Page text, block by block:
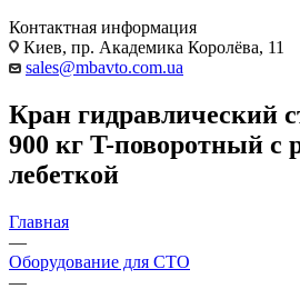
Контактная информация
Киев, пр. Академика Королёва, 11
sales@mbavto.com.ua
Кран гидравлический
900 кг T-поворотный с
лебеткой
Главная
—
Оборудование для СТО
—